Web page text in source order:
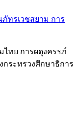
ไทย การผดุงครรภ์
กระทรวงศึกษาธิการ